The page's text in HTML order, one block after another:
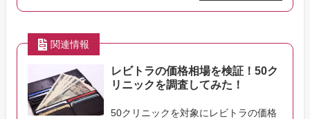
関連情報
レビトラの価格相場を検証！50ク
リニックを調査してみた！
50クリニックを対象にレビトラの価格